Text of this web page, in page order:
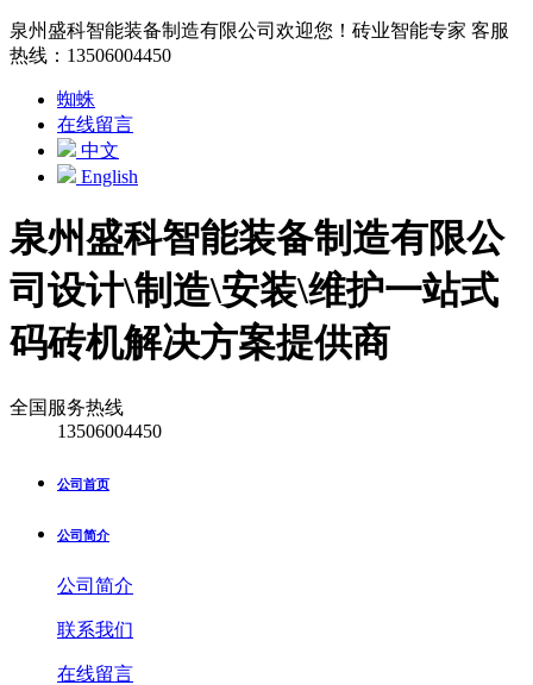
泉州盛科智能装备制造有限公司欢迎您！砖业智能专家 客服
热线：13506004450
蜘蛛
在线留言
中文
English
泉州盛科智能装备制造有限公
司设计\制造\安装\维护一站式
码砖机解决方案提供商
全国服务热线
13506004450
公司首页
公司简介
公司简介
联系我们
在线留言